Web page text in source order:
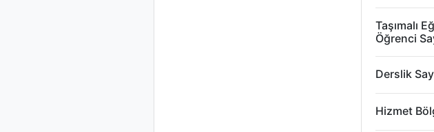
Taşımalı
Öğrenci
Derslik
Hizmet